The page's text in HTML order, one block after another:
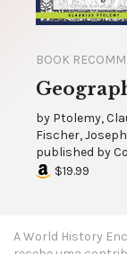
BOOK
by Ptolemy,
Fischer, Joseph
published by
$19.99
A World History